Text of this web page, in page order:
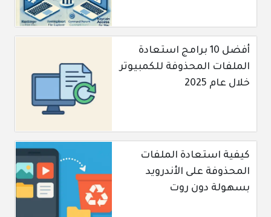
أفضل 10 برامج استعادة
الملفات المحذوفة للكمبيوتر
خلال عام 2025
كيفية استعادة الملفات
المحذوفة على الأندرويد
بسهولة دون روت